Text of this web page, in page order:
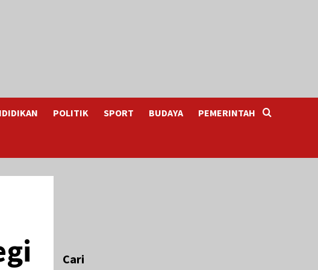
POLITIK SPORT BUDAYA PEMERINTAH
Cari